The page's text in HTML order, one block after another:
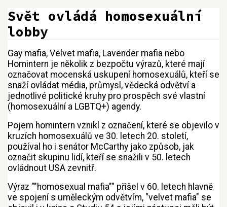
Svět ovládá homosexuální
lobby
Přejít na:navigace ,hledání
Gay mafia, Velvet mafia, Lavender mafia nebo
Homintern je několik z bezpočtu výrazů, které mají
označovat mocenská uskupení homosexuálů, kteří se
snaží ovládat média, průmysl, vědecká odvětví a
jednotlivé politické kruhy pro prospěch své vlastní
(homosexuální a LGBTQ+) agendy.
Pojem homintern vznikl z označení, které se objevilo v
kruzích homosexuálů ve 30. letech 20. století,
používal ho i senátor McCarthy jako způsob, jak
označit skupinu lidí, kteří se snažili v 50. letech
ovládnout USA zevnitř.
Výraz ""homosexual mafia"" přišel v 60. letech hlavně
ve spojení s uměleckým odvětvím, "velvet mafia" se